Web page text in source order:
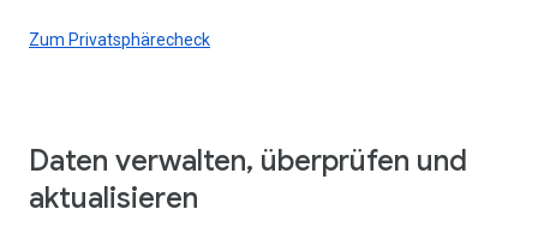
Zum Privatsphärecheck
Daten verwalten, überprüfen und
aktualisieren